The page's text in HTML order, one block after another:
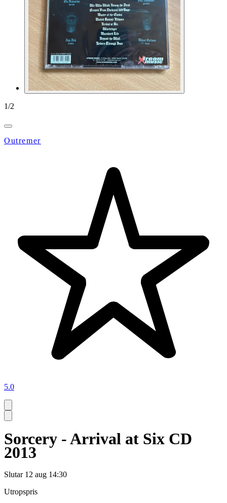
1/2
Outremer
5.0
Sorcery - Arrival at Six CD
2013
Slutar 12 aug 14:30
Utropspris